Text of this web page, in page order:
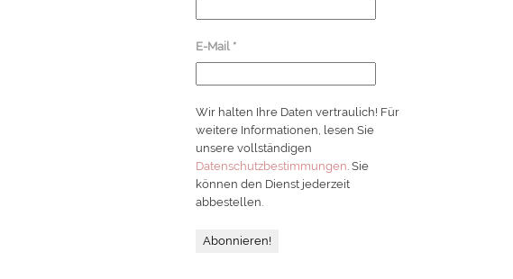
E-Mail *
Wir halten Ihre Daten vertraulich! Für
weitere Informationen, lesen Sie
unsere vollständigen
Datenschutzbestimmungen . Sie
können den Dienst jederzeit
abbestellen.